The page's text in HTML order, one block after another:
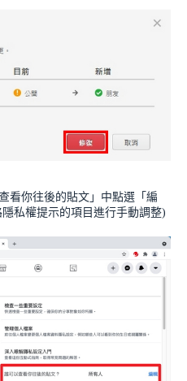
看你往後的貼文」中點選「編
私權提示的項目進行手動調整)